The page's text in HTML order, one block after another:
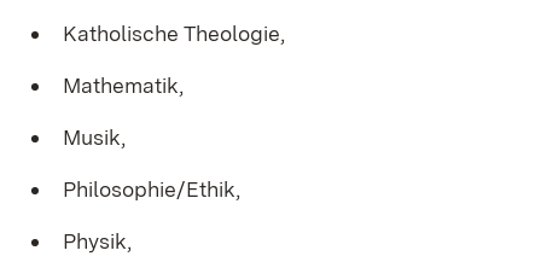
Katholische Theologie,
Mathematik,
Musik,
Philosophie/Ethik,
Physik,